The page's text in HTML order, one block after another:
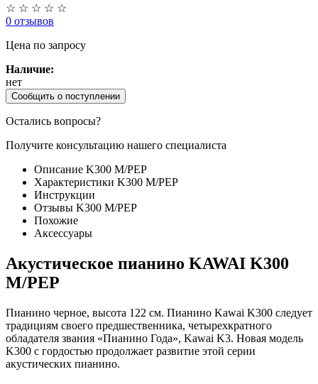
☆ ☆ ☆ ☆ ☆
0 отзывов
Цена по запросу
Наличие:
нет
Сообщить о поступлении
Остались вопросы?
Получите консультацию нашего специалиста
Описание K300 M/PEP
Характеристики K300 M/PEP
Инструкции
Отзывы K300 M/PEP
Похожие
Аксессуары
Акустическое пианино KAWAI K300
M/PEP
Пианино черное, высота 122 см. Пианино Kawai K300 следует
традициям своего предшественника, четырехкратного
обладателя звания «Пианино Года», Kawai K3. Новая модель
K300 с гордостью продолжает развитие этой серии
акустических пианино.